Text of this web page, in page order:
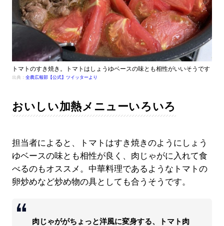
トマトのすき焼き。トマトはしょうゆベースの味とも相性がいいそうです
出典： 全農広報部【公式】ツイッターより
おいしい加熱メニューいろいろ
担当者によると、トマトはすき焼きのようにしょう
ゆベースの味とも相性が良く、肉じゃがに入れて食
べるのもオススメ。中華料理であるようなトマトの
卵炒めなど炒め物の具としても合うそうです。
肉じゃががちょっと洋風に変身する、トマト肉